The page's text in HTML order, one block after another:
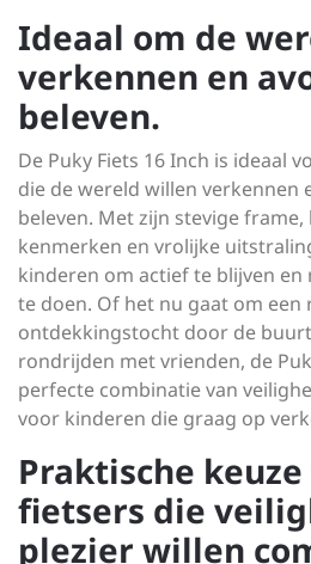
Ideaal om de
verkennen en
beleven.
De Puky Fiets 16 Inch is ideaal
die de wereld willen verkennen
beleven. Met zijn stevige
kenmerken en vrolijke
kinderen om actief te blijven
te doen. Of het nu gaat om
ontdekkingstocht door de
rondrijden met vrienden, de
perfecte combinatie van
voor kinderen die graag op
Praktische
fietsers die
plezier willen